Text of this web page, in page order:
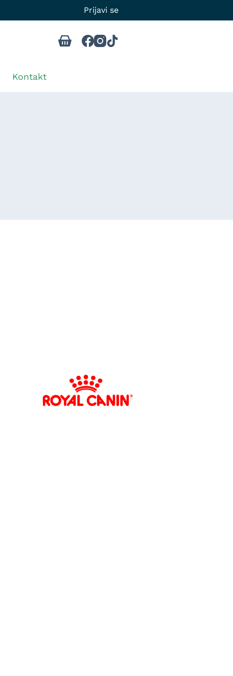
Prijavi se
Kontakt